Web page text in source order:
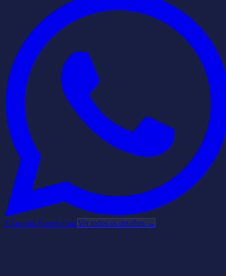
Falar com Especialista Ver todos os detalhes →